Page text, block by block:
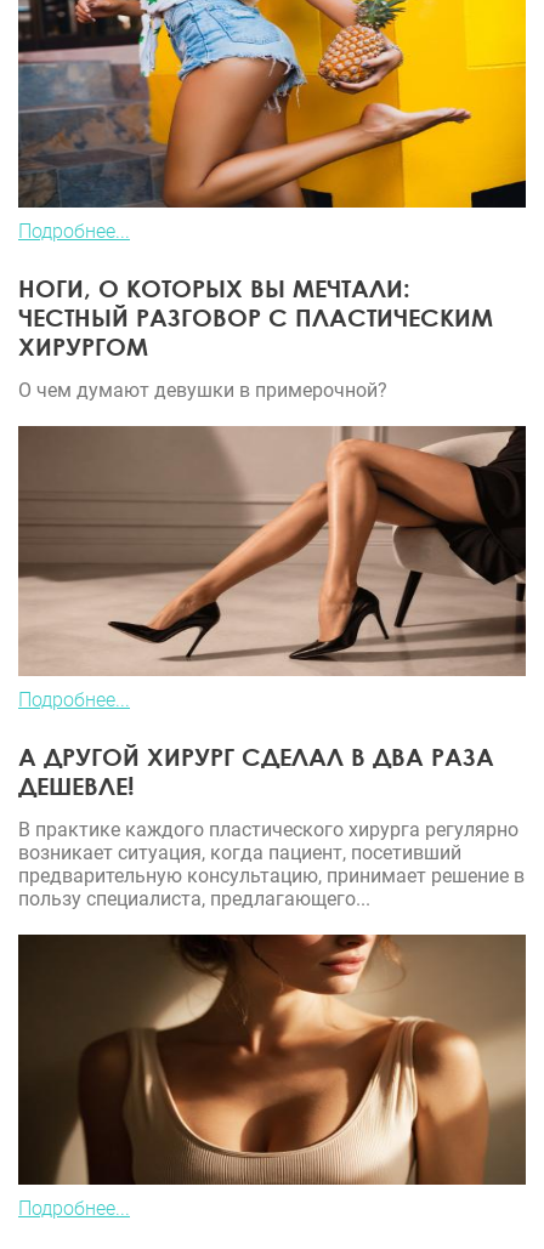
Подробнее...
НОГИ, О КОТОРЫХ ВЫ МЕЧТАЛИ:
ЧЕСТНЫЙ РАЗГОВОР С ПЛАСТИЧЕСКИМ
ХИРУРГОМ
О чем думают девушки в примерочной?
Подробнее...
А ДРУГОЙ ХИРУРГ СДЕЛАЛ В ДВА РАЗА
ДЕШЕВЛЕ!
В практике каждого пластического хирурга регулярно
возникает ситуация, когда пациент, посетивший
предварительную консультацию, принимает решение в
пользу специалиста, предлагающего...
Подробнее...